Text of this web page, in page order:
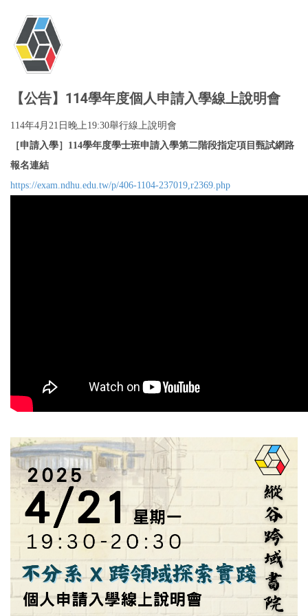
【公告】114學年度個人申請入學線上說明會
114年4月21日晚上19:30舉行線上說明會
［申請入學］ 114學年度學士班申請入學第二階段指定項目甄試網路
報名連結
https://exam.ndhu.edu.tw/p/406-1104-237019,r2369.php